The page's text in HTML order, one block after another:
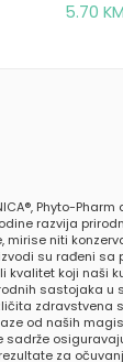
5.70 KM
Phyto-
razvija
mirise niti
su rađeni sa
kvalitet koji naši
sastojaka u
zdravstvena
od naših
sadrže
za